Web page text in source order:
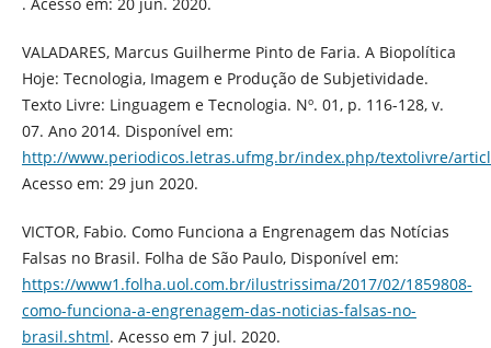
VALADARES, Marcus Guilherme Pinto de Faria. A Biopolítica
Hoje: Tecnologia, Imagem e Produção de Subjetividade.
Texto Livre: Linguagem e Tecnologia. Nº. 01, p. 116-128, v.
07. Ano 2014. Disponível em:
http://www.periodicos.letras.ufmg.br/index.php/textolivre/
Acesso em: 29 jun 2020.
VICTOR, Fabio. Como Funciona a Engrenagem das Notícias
Falsas no Brasil. Folha de São Paulo, Disponível em:
https://www1.folha.uol.com.br/ilustrissima/2017/02/1859808-
como-funciona-a-engrenagem-das-noticias-falsas-no-
brasil.shtml. Acesso em 7 jul. 2020.